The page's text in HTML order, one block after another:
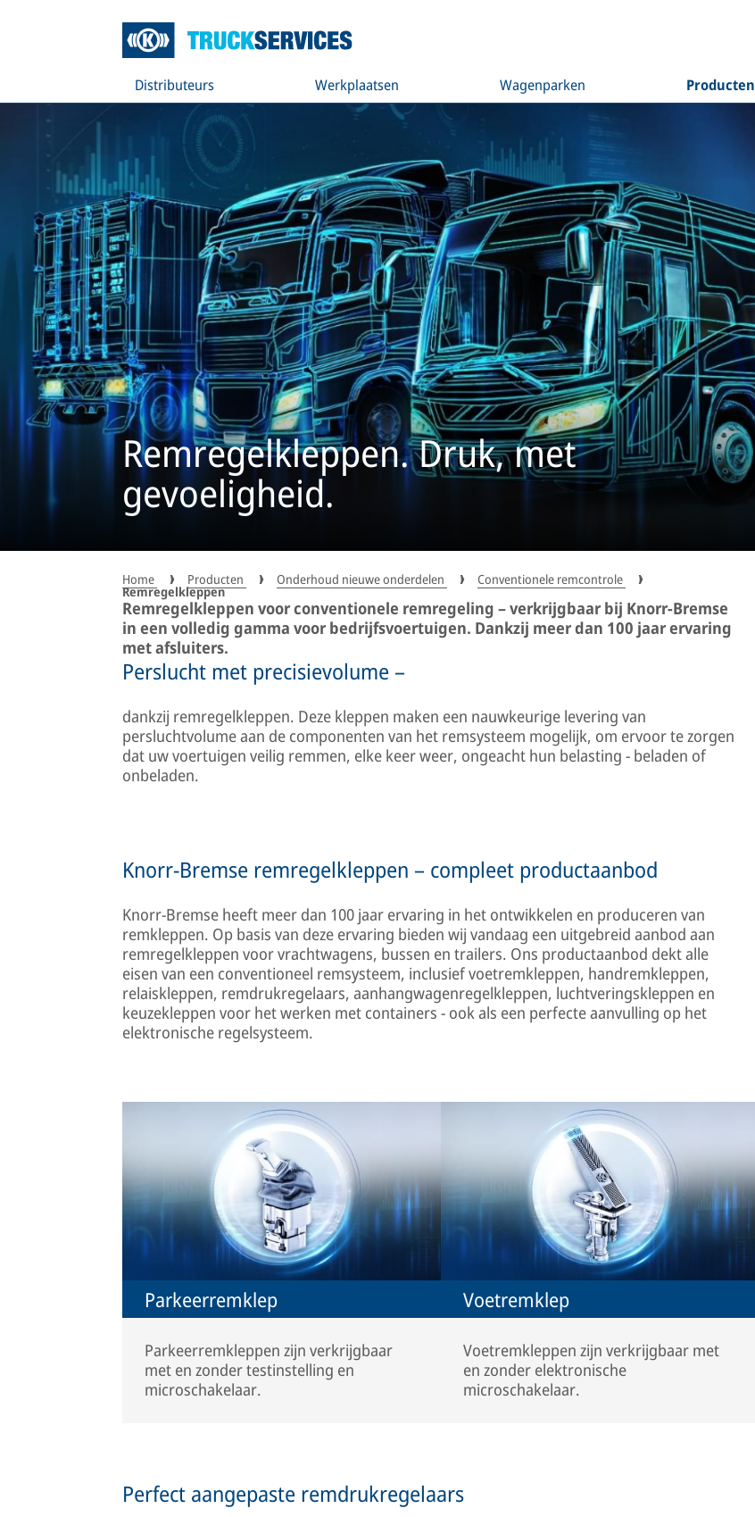
Distributeurs Werkplaatsen Wagenparken Producten
Remregelkleppen. Druk, met
gevoeligheid.
Home Producten Onderhoud nieuwe onderdelen Conventionele remcontrole
Remregelkleppen
Remregelkleppen voor conventionele remregeling – verkrijgbaar bij Knorr-Bremse
in een volledig gamma voor bedrijfsvoertuigen. Dankzij meer dan 100 jaar ervaring
met afsluiters.
Perslucht met precisievolume –
dankzij remregelkleppen. Deze kleppen maken een nauwkeurige levering van
persluchtvolume aan de componenten van het remsysteem mogelijk, om ervoor te zorgen
dat uw voertuigen veilig remmen, elke keer weer, ongeacht hun belasting - beladen of
onbeladen.
Knorr-Bremse remregelkleppen – compleet productaanbod
Knorr-Bremse heeft meer dan 100 jaar ervaring in het ontwikkelen en produceren van
remkleppen. Op basis van deze ervaring bieden wij vandaag een uitgebreid aanbod aan
remregelkleppen voor vrachtwagens, bussen en trailers. Ons productaanbod dekt alle
eisen van een conventioneel remsysteem, inclusief voetremkleppen, handremkleppen,
relaiskleppen, remdrukregelaars, aanhangwagenregelkleppen, luchtveringskleppen en
keuzekleppen voor het werken met containers - ook als een perfecte aanvulling op het
elektronische regelsysteem.
Parkeerremklep
Parkeerremkleppen zijn verkrijgbaar
met en zonder testinstelling en
microschakelaar.
Voetremklep
Voetremkleppen zijn verkrijgbaar met
en zonder elektronische
microschakelaar.
Perfect aangepaste remdrukregelaars